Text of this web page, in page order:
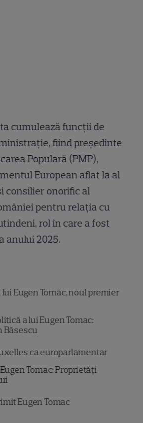
cumulează funcții de
fiind președinte
Populară (PMP),
European aflat la al
consilier onorific al
pentru relația cu
rol în care a fost
anului 2025.
Eugen Tomac, noul premier
a lui Eugen Tomac:
Băsescu
ca europarlamentar
Tomac: Proprietăți
Eugen Tomac